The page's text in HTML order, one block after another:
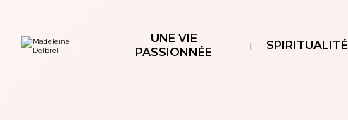
UNE VIE
PASSIONNÉE
SPIRITUALITÉ